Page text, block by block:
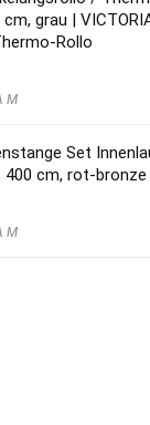
cm, grau |
Rollo
M
Set
400 cm, rot-bronze
M